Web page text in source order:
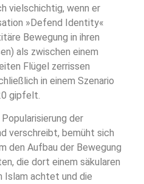
vielschichtig, wenn er
»Defend Identity«
Bewegung in ihren
als zwischen einem
Flügel zerrissen
in einem Szenario
gipfelt.
der
verschreibt, bemüht sich
den Aufbau der Bewegung
die dort einem säkularen
Islam achtet und die